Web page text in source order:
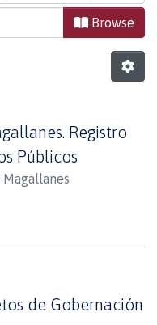
Browse
Registro
Públicos
de Gobernación